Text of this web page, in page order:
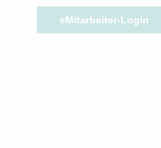
eMitarbeiter-Login